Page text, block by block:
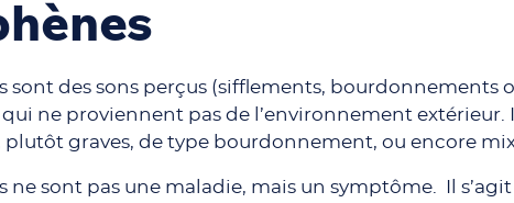
sont des sons perçus (sifflements,
ne proviennent pas de l’environnement
graves, de type bourdonnement, ou encore
ne sont pas une maladie, mais un symptôme. Il